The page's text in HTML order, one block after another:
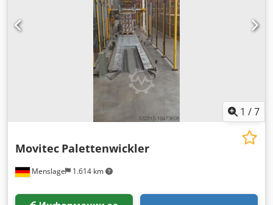
1 /7
Menslage 1.614 km
Movitec Palettenwickler